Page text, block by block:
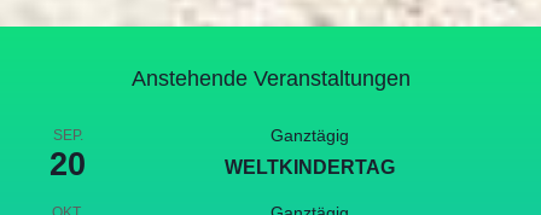
Anstehende Veranstaltungen
SEP.
20
Ganztägig
WELTKINDERTAG